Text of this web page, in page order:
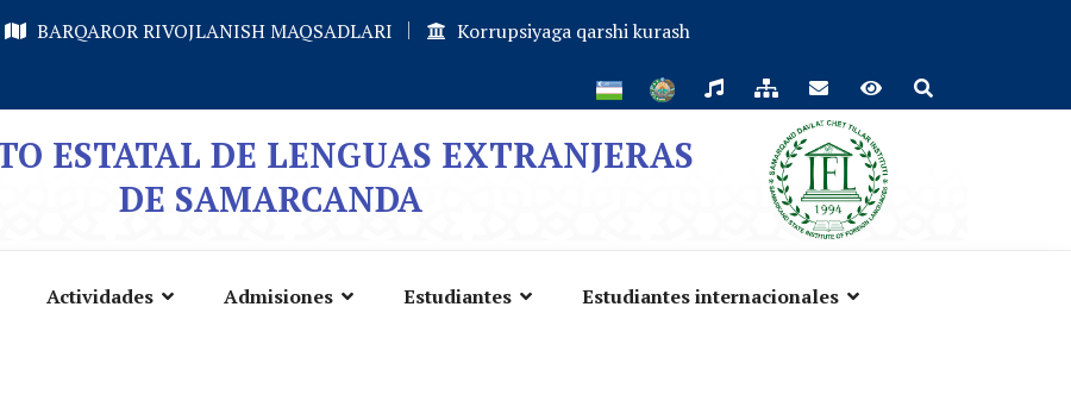
BARQAROR RIVOJLANISH MAQSADLARI Korrupsiyaga qarshi kurash
ESTATAL DE LENGUAS EXTRANJERAS
DE SAMARCANDA
Actividades Admisiones Estudiantes Estudiantes internacionales